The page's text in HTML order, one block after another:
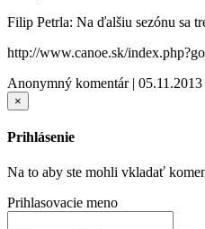
Filip Petrla: Na ďalšiu sezónu sa
http://www.canoe.sk/
Anonymný komentár |
×
Prihlásenie
Na to aby ste mohli vkladať
Prihlasovacie meno